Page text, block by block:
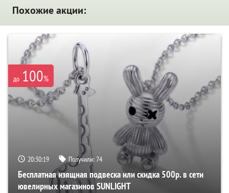
Похожие акции:
до 100%
20:30:19 Получили:74
Бесплатная изящная подвеска или скидка 500р. в сети
ювелирных магазинов SUNLIGHT